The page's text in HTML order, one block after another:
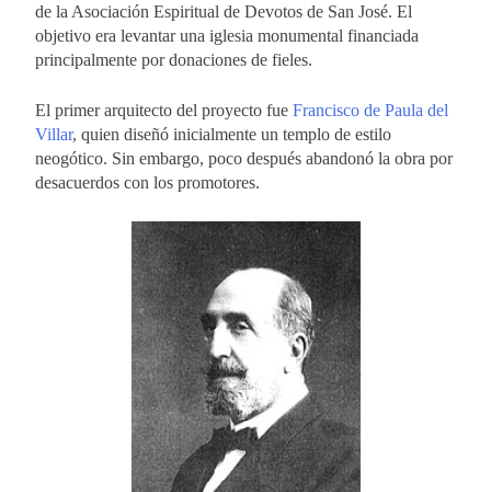
de la Asociación Espiritual de Devotos de San José. El
objetivo era levantar una iglesia monumental financiada
principalmente por donaciones de fieles.
El primer arquitecto del proyecto fue Francisco de Paula del
Villar, quien diseñó inicialmente un templo de estilo
neogótico. Sin embargo, poco después abandonó la obra por
desacuerdos con los promotores.